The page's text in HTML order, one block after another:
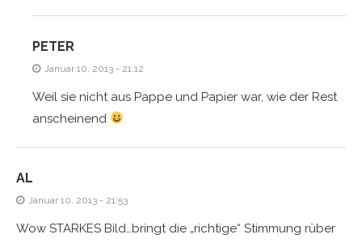
PETER
Januar 10, 2013 - 21:12
Weil sie nicht aus Pappe und Papier war, wie der Rest
anscheinend
AL
Januar 10, 2013 - 21:53
Wow STARKES Bild…bringt die „richtige“ Stimmung rüber